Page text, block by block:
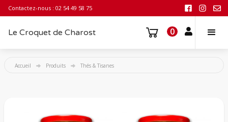
Contactez-nous : 02 54 49 58 75
Le Croquet de Charost 0
Accueil Produits Thés & Tisanes